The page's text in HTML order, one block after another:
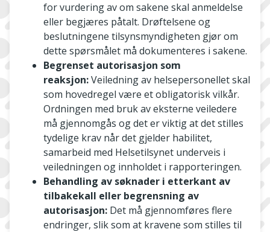
for vurdering av om sakene skal anmeldelse
eller begjæres påtalt. Drøftelsene og
beslutningene tilsynsmyndigheten gjør om
dette spørsmålet må dokumenteres i sakene.
Begrenset autorisasjon som
reaksjon:Veiledning av helsepersonellet skal
som hovedregel være et obligatorisk vilkår.
Ordningen med bruk av eksterne veiledere
må gjennomgås og det er viktig at det stilles
tydelige krav når det gjelder habilitet,
samarbeid med Helsetilsynet underveis i
veiledningen og innholdet i rapporteringen.
Behandling av søknader i etterkant av
tilbakekall eller begrensning av
autorisasjon: Det må gjennomføres flere
endringer, slik som at kravene som stilles til